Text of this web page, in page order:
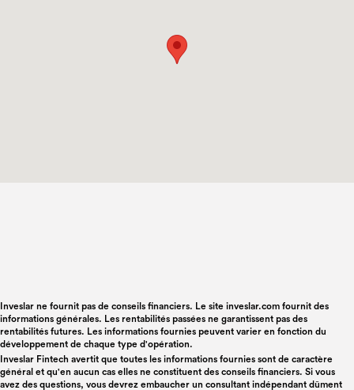
Inveslar ne fournit pas de conseils financiers. Le site inveslar.com fournit des
informations générales. Les rentabilités passées ne garantissent pas des
rentabilités futures. Les informations fournies peuvent varier en fonction du
développement de chaque type d'opération.
Inveslar Fintech avertit que toutes les informations fournies sont de caractère
général et qu'en aucun cas elles ne constituent des conseils financiers. Si vous
avez des questions, vous devrez embaucher un consultant indépendant dûment